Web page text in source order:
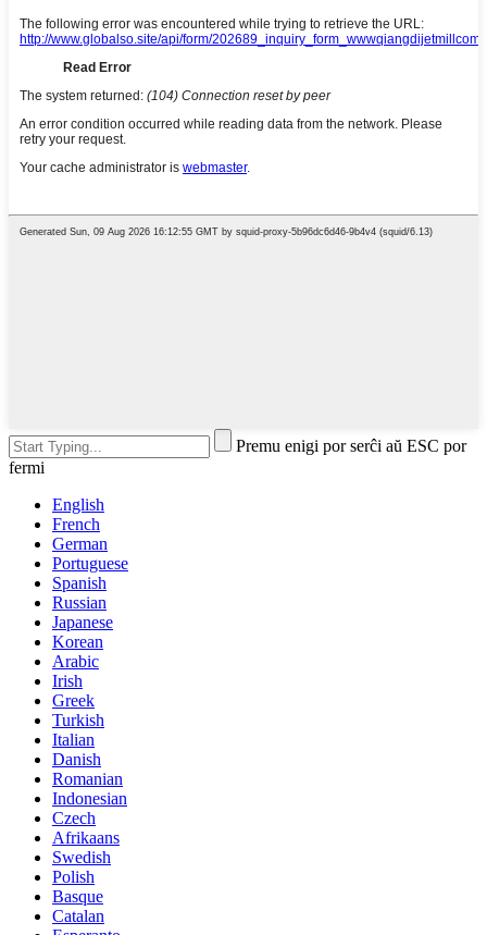
Premu enigi por serĉi aŭ ESC por
fermi
English
French
German
Portuguese
Spanish
Russian
Japanese
Korean
Arabic
Irish
Greek
Turkish
Italian
Danish
Romanian
Indonesian
Czech
Afrikaans
Swedish
Polish
Basque
Catalan